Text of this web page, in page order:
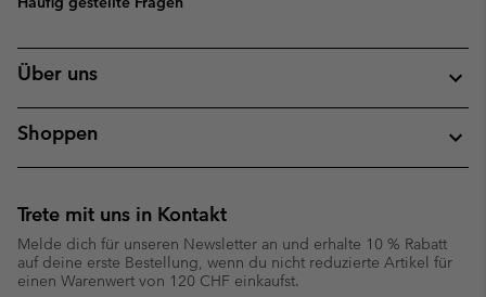
Über uns
Shoppen
Trete mit uns in Kontakt
Melde dich für unseren Newsletter an und erhalte 10 % Rabatt
auf deine erste Bestellung, wenn du nicht reduzierte Artikel für
einen Warenwert von 120 CHF einkaufst.